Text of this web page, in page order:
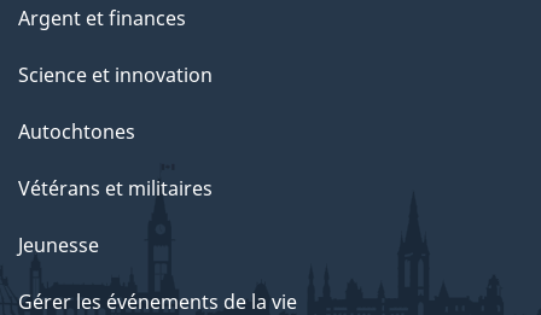
Argent et finances
Science et innovation
Autochtones
Vétérans et militaires
Jeunesse
Gérer les événements de la vie